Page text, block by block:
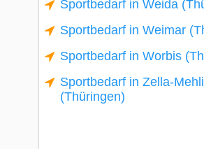
Sportbedarf in Weida
Sportbedarf in Weimar
Sportbedarf in Worbis
Sportbedarf in Zella-
(Thüringen)